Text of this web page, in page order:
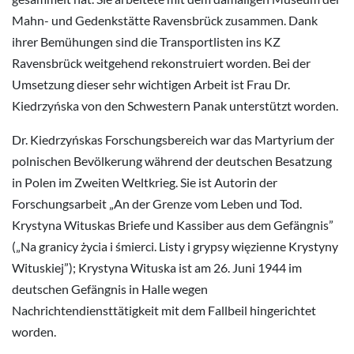
Mahn- und Gedenkstätte Ravensbrück zusammen. Dank
ihrer Bemühungen sind die Transportlisten ins KZ
Ravensbrück weitgehend rekonstruiert worden. Bei der
Umsetzung dieser sehr wichtigen Arbeit ist Frau Dr.
Kiedrzyńska von den Schwestern Panak unterstützt worden.
Dr. Kiedrzyńskas Forschungsbereich war das Martyrium der
polnischen Bevölkerung während der deutschen Besatzung
in Polen im Zweiten Weltkrieg. Sie ist Autorin der
Forschungsarbeit „An der Grenze vom Leben und Tod.
Krystyna Wituskas Briefe und Kassiber aus dem Gefängnis”
(„Na granicy życia i śmierci. Listy i grypsy więzienne Krystyny
Wituskiej”); Krystyna Wituska ist am 26. Juni 1944 im
deutschen Gefängnis in Halle wegen
Nachrichtendiensttätigkeit mit dem Fallbeil hingerichtet
worden.